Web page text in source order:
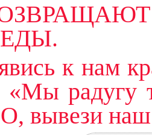
к нам
радугу
вывези